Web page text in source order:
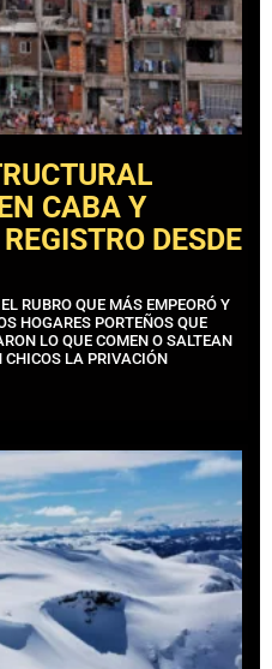
CABA Y
DESDE
RUBRO QUE MÁS EMPEORÓ Y
HOGARES PORTEÑOS QUE
LO QUE COMEN O SALTEAN
CHICOS LA PRIVACIÓN